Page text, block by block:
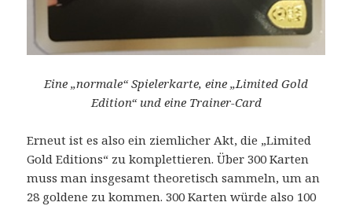
Eine „normale“ Spielerkarte, eine „Limited Gold
Edition“ und eine Trainer-Card
Erneut ist es also ein ziemlicher Akt, die „Limited
Gold Editions“ zu komplettieren. Über 300 Karten
muss man insgesamt theoretisch sammeln, um an
28 goldene zu kommen. 300 Karten würde also 100